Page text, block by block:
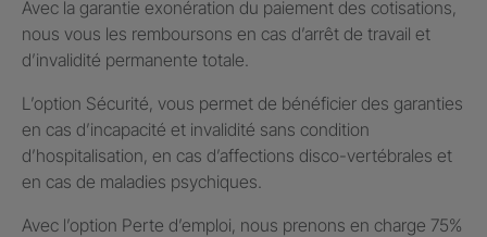
Avec la garantie exonération du paiement des cotisations,
nous vous les remboursons en cas d’arrêt de travail et
d’invalidité permanente totale.
L’option Sécurité, vous permet de bénéficier des garanties
en cas d’incapacité et invalidité sans condition
d’hospitalisation, en cas d’affections disco-vertébrales et
en cas de maladies psychiques.
Avec l’option Perte d’emploi, nous prenons en charge 75%